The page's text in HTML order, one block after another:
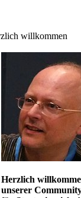
willkommen
Herzlich
unserer